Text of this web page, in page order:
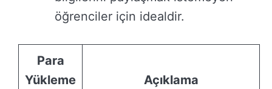
öğrenciler için idealdir.
Para
Yükleme
Açıklama